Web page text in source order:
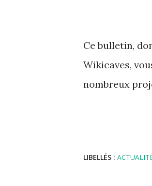
Ce bulletin,
Wikicaves,
nombreux
LIBELLÉS :